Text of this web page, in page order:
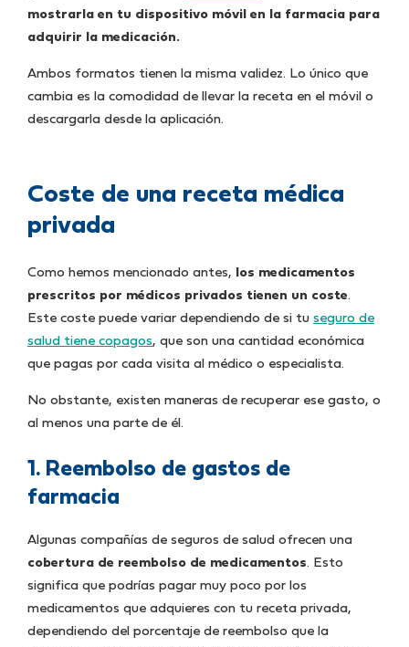
mostrarla en tu dispositivo móvil en la farmacia para
adquirir la medicación.
Ambos formatos tienen la misma validez. Lo único que
cambia es la comodidad de llevar la receta en el móvil o
descargarla desde la aplicación.
Coste de una receta médica
privada
Como hemos mencionado antes,
los medicamentos
prescritos por médicos privados tienen un coste.
Este coste puede variar dependiendo de si tu seguro de
salud tiene copagos, que son una cantidad económica
que pagas por cada visita al médico o especialista.
No obstante, existen maneras de recuperar ese gasto, o
al menos una parte de él.
1. Reembolso de gastos de
farmacia
Algunas compañías de seguros de salud ofrecen una
cobertura de reembolso de medicamentos. Esto
significa que podrías pagar muy poco por los
medicamentos que adquieres con tu receta privada,
dependiendo del porcentaje de reembolso que la